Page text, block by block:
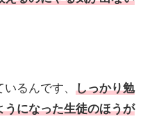
るんです、 しっかり勉
になった生徒のほうが